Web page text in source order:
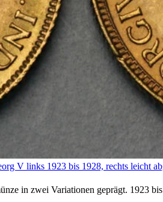
V links 1923 bis 1928, rechts leicht
in zwei Variationen geprägt. 1923